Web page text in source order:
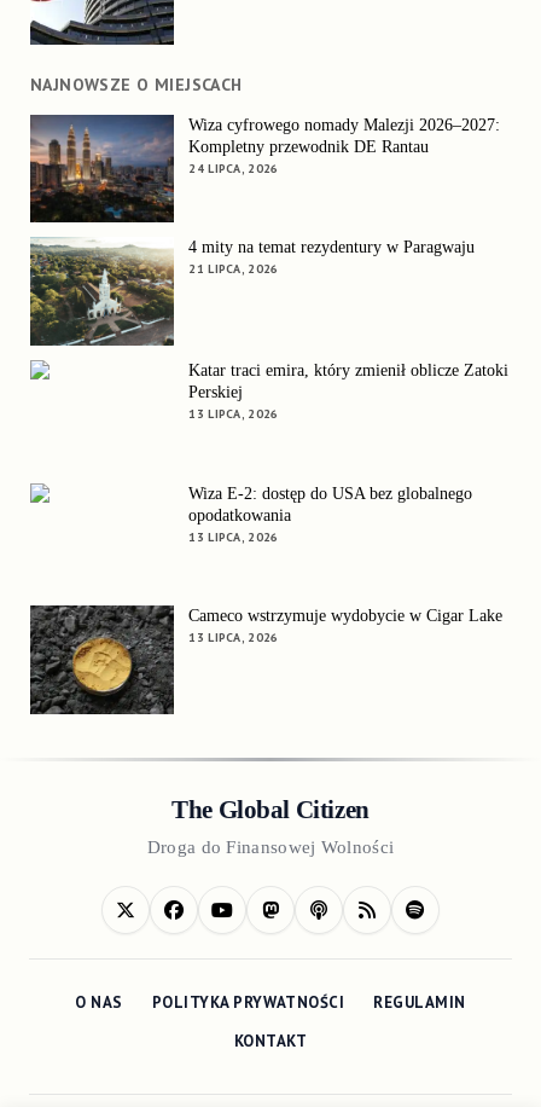
NAJNOWSZE O MIEJSCACH
Wiza cyfrowego nomady Malezji 2026–2027:
Kompletny przewodnik DE Rantau
24 LIPCA, 2026
4 mity na temat rezydentury w Paragwaju
21 LIPCA, 2026
Katar traci emira, który zmienił oblicze Zatoki
Perskiej
13 LIPCA, 2026
Wiza E-2: dostęp do USA bez globalnego
opodatkowania
13 LIPCA, 2026
Cameco wstrzymuje wydobycie w Cigar Lake
13 LIPCA, 2026
The Global Citizen
Droga do Finansowej Wolności
O NAS POLITYKA PRYWATNOŚCI
REGULAMIN
KONTAKT